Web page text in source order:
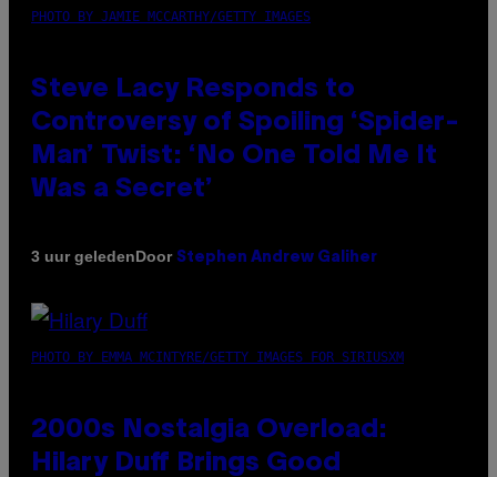
PHOTO BY JAMIE MCCARTHY/GETTY IMAGES
Steve Lacy Responds to
Controversy of Spoiling ‘Spider-
Man’ Twist: ‘No One Told Me It
Was a Secret’
3 uur geledenDoor Stephen Andrew Galiher
PHOTO BY EMMA MCINTYRE/GETTY IMAGES FOR SIRIUSXM
2000s Nostalgia Overload:
Hilary Duff Brings Good